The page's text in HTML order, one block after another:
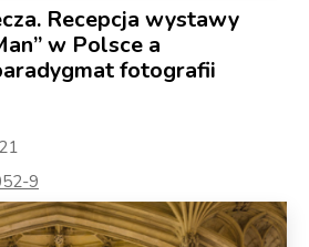
Recepcja wystawy
w Polsce a
fotografii
9